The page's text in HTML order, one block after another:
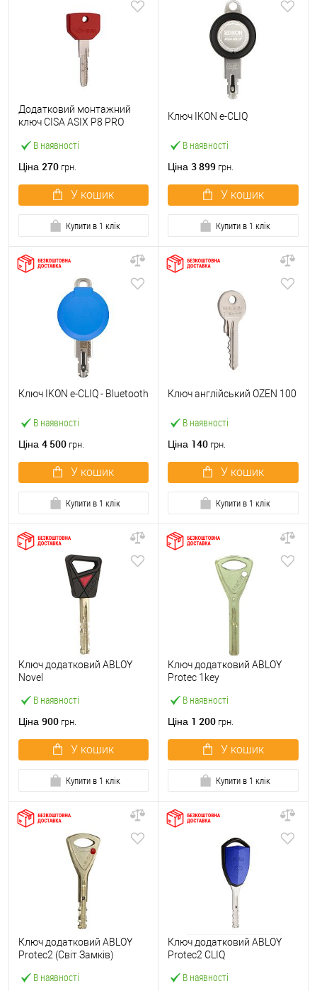
В наявності
Додатковий монтажний
ключ CISA ASIX P8 PRO
Ціна 270 грн.
У кошик
Купити в 1 клік
В наявності
Ключ IKON e-CLIQ
Ціна 3 899 грн.
У кошик
Купити в 1 клік
В наявності
Ключ IKON e-CLIQ - Bluetooth
Ціна 4 500 грн.
У кошик
Купити в 1 клік
В наявності
Ключ англійський OZEN 100
Ціна 140 грн.
У кошик
Купити в 1 клік
В наявності
Ключ додатковий ABLOY
Novel
Ціна 900 грн.
У кошик
Купити в 1 клік
В наявності
Ключ додатковий ABLOY
Protec 1key
Ціна 1 200 грн.
У кошик
Купити в 1 клік
В наявності
Ключ додатковий ABLOY
Protec2 (Світ Замків)
В наявності
Ключ додатковий ABLOY
Protec2 CLIQ